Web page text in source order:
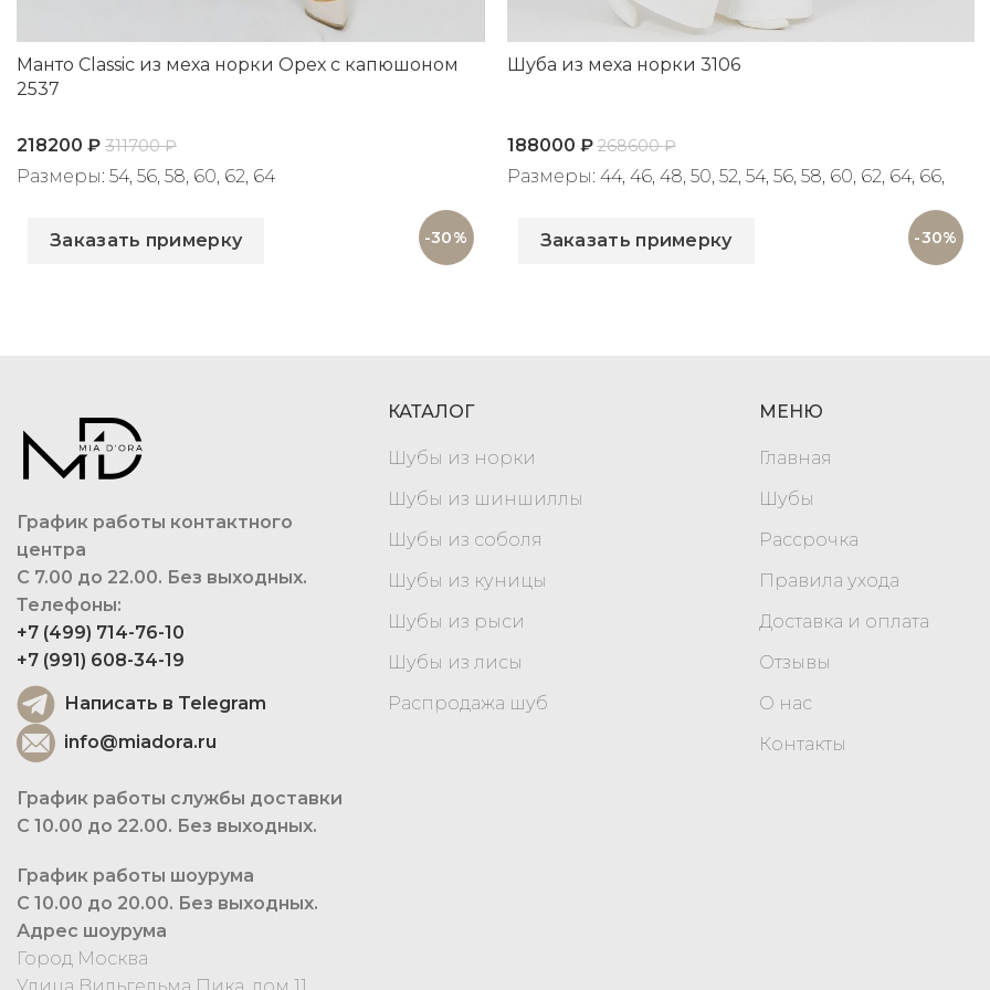
-30%
Манто Classic из меха норки Орех с капюшоном
2537
218200 ₽ 311700₽
Размеры: 54, 56, 58, 60, 62, 64
Заказать примерку
-30%
Шуба из меха норки 3106
188000 ₽ 268600₽
Размеры: 44, 46, 48, 50, 52, 54, 56, 58, 60, 62, 64, 66,
Заказать примерку
График работы контактного
центра
С 7.00 до 22.00. Без выходных.
Телефоны:
+7 (499) 714-76-10
+7 (991) 608-34-19
Написать в Telegram
info@miadora.ru
График работы службы доставки
С 10.00 до 22.00. Без выходных.
График работы шоурума
С 10.00 до 20.00. Без выходных.
Адрес шоурума
Город Москва
КАТАЛОГ
Шубы из норки
Шубы из шиншиллы
Шубы из соболя
Шубы из куницы
Шубы из рыси
Шубы из лисы
Распродажа шуб
МЕНЮ
Главная
Шубы
Рассрочка
Правила ухода
Доставка и оплата
Отзывы
О нас
Контакты